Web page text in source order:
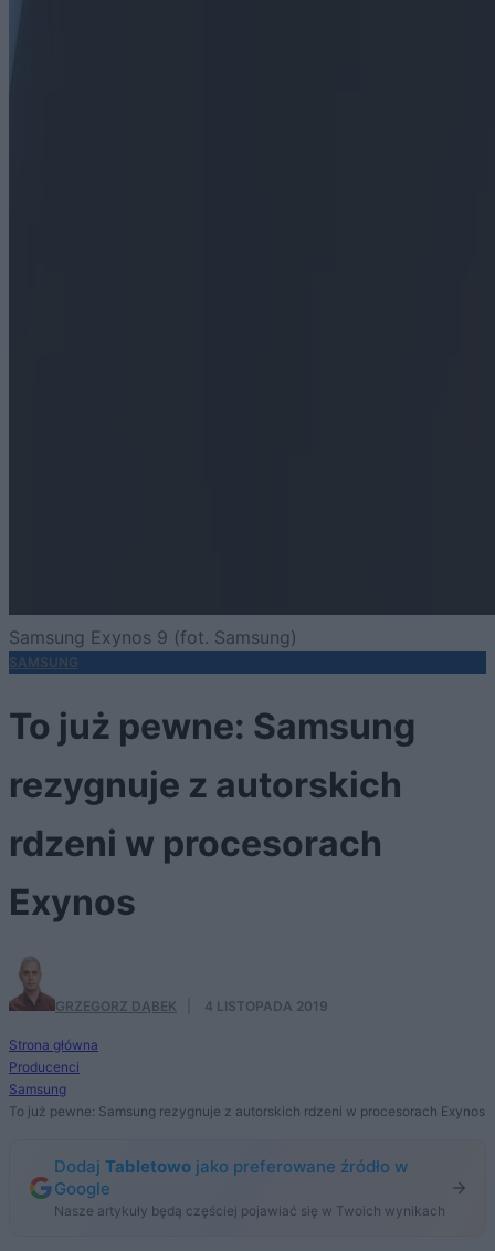
Samsung Exynos 9 (fot. Samsung)
SAMSUNG
To już pewne: Samsung
rezygnuje z autorskich
rdzeni w procesorach
Exynos
GRZEGORZ DĄBEK 4 LISTOPADA 2019
Strona główna
Producenci
Samsung
To już pewne: Samsung rezygnuje z autorskich rdzeni w procesorach Exynos
Dodaj Tabletowo jako preferowane źródło w
Google
Nasze artykuły będą częściej pojawiać się w Twoich wynikach